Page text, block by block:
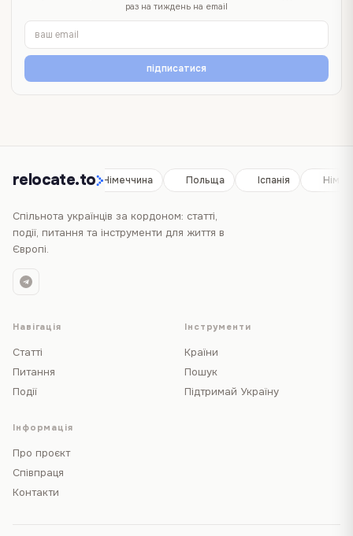
раз на тиждень на email
підписатися
relocate.to
Іспанія Німеччина Польща Іспанія
Спільнота українців за кордоном: статті,
події, питання та інструменти для життя в
Європі.
Навігація
Статті
Питання
Події
Інструменти
Країни
Пошук
Підтримай Україну
Інформація
Про проєкт
Співпраця
Контакти